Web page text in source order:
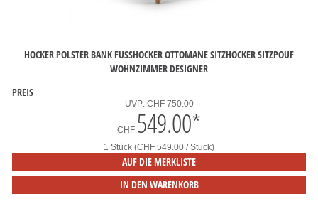
HOCKER POLSTER BANK FUSSHOCKER OTTOMANE SITZHOCKER SITZPOUF W
OHNZIMMER DESIGNER
PREIS
UVP:CHF 750.00
CHF 549.00*
1 Stück (CHF 549.00 / Stück)
AUF DIE MERKLISTE
IN DEN WARENKORB